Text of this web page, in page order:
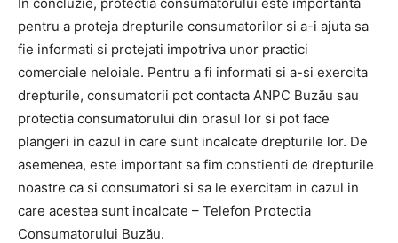
In concluzie, protectia consumatorului este importanta
pentru a proteja drepturile consumatorilor si a-i ajuta sa
fie informati si protejati impotriva unor practici
comerciale neloiale. Pentru a fi informati si a-si exercita
drepturile, consumatorii pot contacta ANPC Buzău sau
protectia consumatorului din orasul lor si pot face
plangeri in cazul in care sunt incalcate drepturile lor. De
asemenea, este important sa fim constienti de drepturile
noastre ca si consumatori si sa le exercitam in cazul in
care acestea sunt incalcate – Telefon Protectia
Consumatorului Buzău.